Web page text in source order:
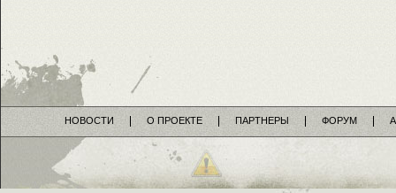
НОВОСТИ О ПРОЕКТЕ ПАРТНЕРЫ ФОРУМ